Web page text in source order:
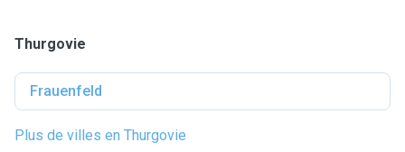
Thurgovie
Frauenfeld
Plus de villes en Thurgovie